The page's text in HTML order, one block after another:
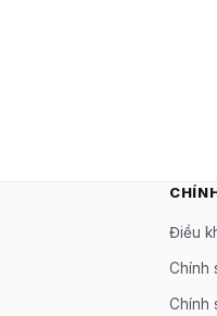
Điều
Chính
Chính